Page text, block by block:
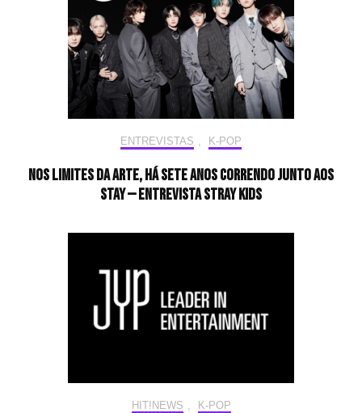
ENTREVISTAS K-POP
Nos limites da arte, há sete anos correndo junto aos
STAY — Entrevista Stray Kids
HIT!NEWS , K-POP